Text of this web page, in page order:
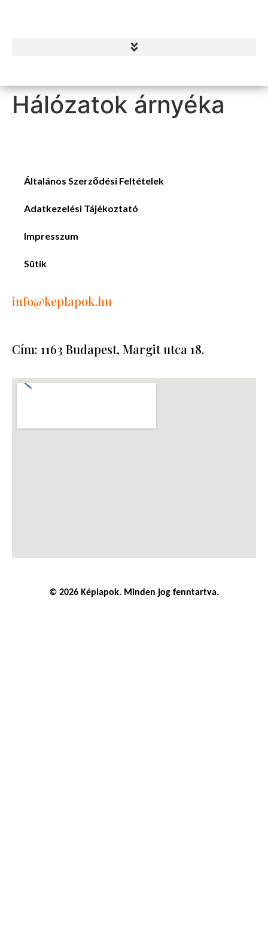
Hálózatok árnyéka
Általános Szerződési Feltételek
Adatkezelési Tájékoztató
Impresszum
Sütik
info@keplapok.hu
Cím: 1163 Budapest, Margit utca 18.
© 2026 Képlapok. Minden jog fenntartva.